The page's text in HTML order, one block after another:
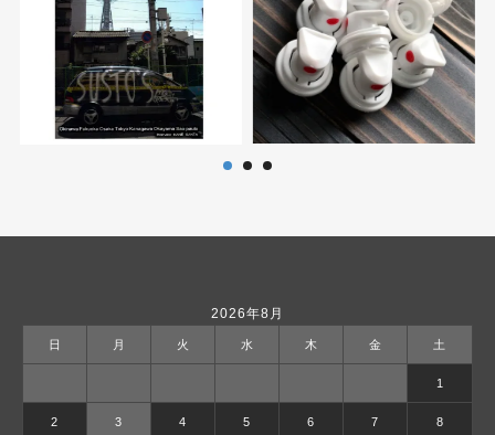
2026年8月
日 月 火 水 木 金 土
1
2 3 4 5 6 7 8